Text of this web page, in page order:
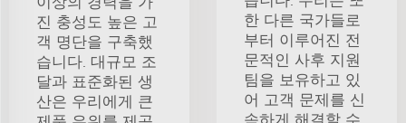
진 충성도 높은 고
객 명단을 구축했
습니다. 대규모 조
달과 표준화된 생
산은 우리에게 큰
한 다른 국가들로
부터 이루어진 전
문적인 사후 지원
팀을 보유하고 있
어 고객 문제를 신